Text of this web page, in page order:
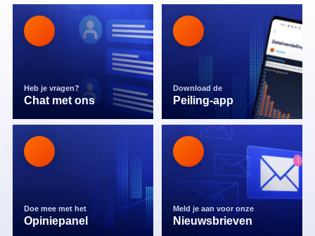
Heb je vragen?
Chat met ons
Download de
Peiling-app
Doe mee met het
Opiniepanel
Meld je aan voor onze
Nieuwsbrieven